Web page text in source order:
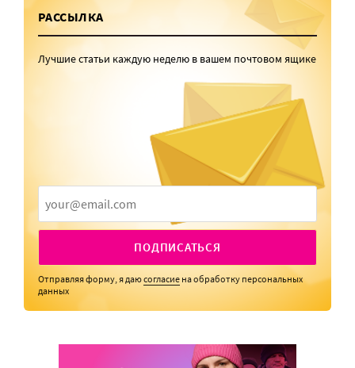
РАССЫЛКА
Лучшие статьи каждую неделю в вашем почтовом ящике
ПОДПИСАТЬСЯ
Отправляя форму, я даюсогласие на обработку персональных
данных